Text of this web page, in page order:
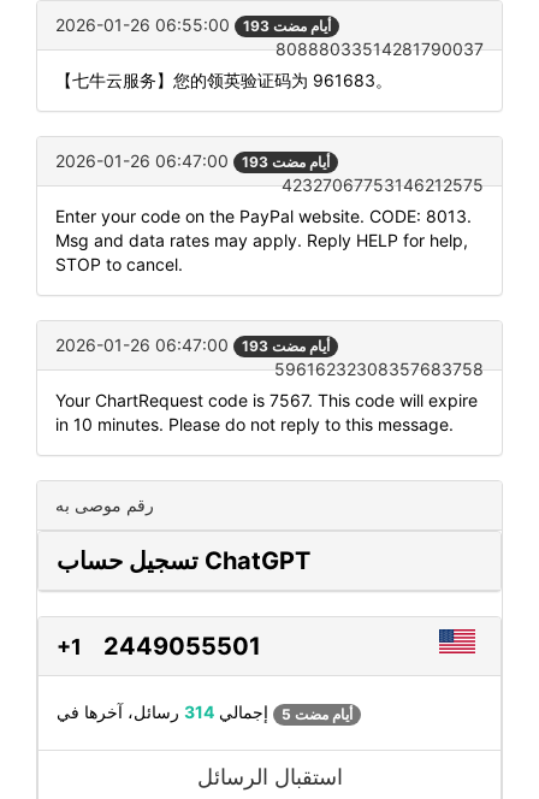
2026-01-26 06:55:00 193 أيام مضت
80888033514281790037
【七牛云服务】您的领英验证码为 961683。
2026-01-26 06:47:00 193 أيام مضت
42327067753146212575
Enter your code on the PayPal website. CODE: 8013.
Msg and data rates may apply. Reply HELP for help,
STOP to cancel.
2026-01-26 06:47:00 193 أيام مضت
59616232308357683758
Your ChartRequest code is 7567. This code will expire
in 10 minutes. Please do not reply to this message.
رقم موصى به
تسجيل حساب ChatGPT
+1 2449055501
إجمالي 314 5 أيام مضت
استقبال الرسائل